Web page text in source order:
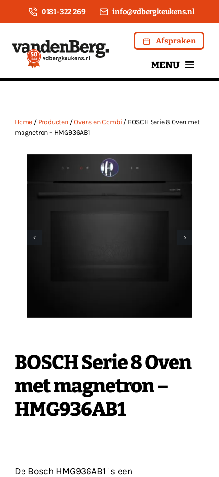
naar
0181-322 269 info@vdbergkeukens.nl
Afspraken
MENU
Over ons
Apparatuur
Vacatures
Home / Producten/Ovens en Combi / BOSCH Serie 8 Oven met
magnetron – HMG936AB1
BOSCH Serie 8 Oven
met magnetron –
HMG936AB1
De Bosch HMG936AB1 is een